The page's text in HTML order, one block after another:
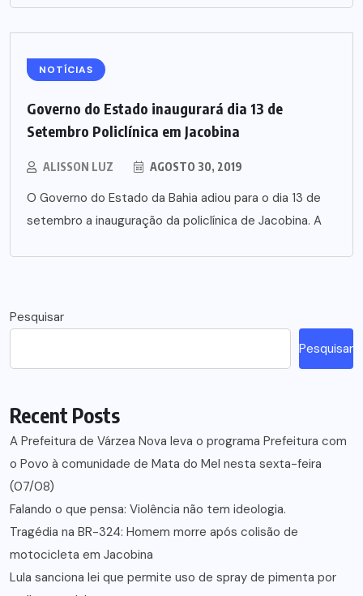
NOTÍCIAS
Governo do Estado inaugurará dia 13 de
Setembro Policlínica em Jacobina
ALISSON LUZ AGOSTO 30, 2019
O Governo do Estado da Bahia adiou para o dia 13 de
setembro a inauguração da policlínica de Jacobina. A
Pesquisar
Pesquisar
Recent Posts
A Prefeitura de Várzea Nova leva o programa Prefeitura com
o Povo à comunidade de Mata do Mel nesta sexta-feira
(07/08)
Falando o que pensa: Violência não tem ideologia.
Tragédia na BR-324: Homem morre após colisão de
motocicleta em Jacobina
Lula sanciona lei que permite uso de spray de pimenta por